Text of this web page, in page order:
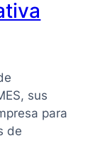
sus
para
de